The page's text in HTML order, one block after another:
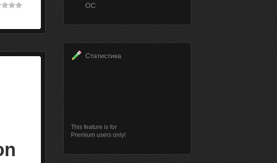
ОС
Статистика
This feature is for
Premium users only!